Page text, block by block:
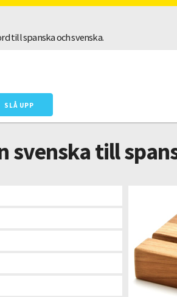
till spanska och svenska.
svenska till